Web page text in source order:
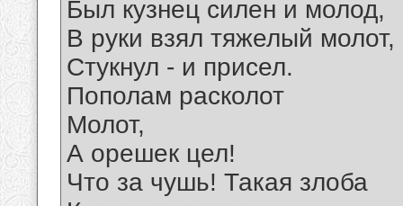
Был кузнец силен и молод,
В руки взял тяжелый молот,
Стукнул - и присел.
Пополам расколот
Молот,
А орешек цел!
Что за чушь! Такая злоба